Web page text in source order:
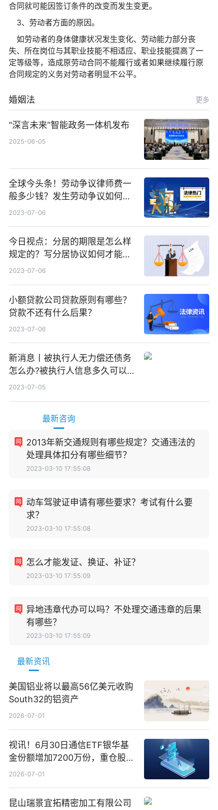
合同就可能因签订条件的改变而发生变更。
3、劳动者方面的原因。
如劳动者的身体健康状况发生变化、劳动能力部分丧
失、所在岗位与其职业技能不相适应、职业技能提高了一
定等级等，造成原劳动合同不能履行或者如果继续履行原
合同规定的义务对劳动者明显不公平。
婚姻法 更多
“深言未来”智能政务一体机发布
2025-06-05
全球今头条！劳动争议律师费一
般多少钱？发生劳动争议如何算
工资？
2023-07-06
今日视点：分居的期限是怎么样
规定的？写分居协议如何才能有
效？
2023-07-06
小额贷款公司贷款原则有哪些？
贷款不还有什么后果？
2023-07-06
新消息丨被执行人无力偿还债务
怎么办?被执行人信息多久可以
消除?
2023-07-05
最新咨询
2013年新交通规则有哪些规定？交通违法的
处理具体扣分有哪些细节？
2023-03-10 17:55:08
动车驾驶证申请有哪些要求？考试有什么要
求？
2023-03-10 17:55:08
怎么才能发证、换证、补证？
2023-03-10 17:55:09
异地违章代办可以吗？不处理交通违章的后果
有哪些？
2023-03-10 17:55:09
最新资讯
美国铝业将以最高56亿美元收购
South32的铝资产
2026-07-01
视讯！6月30日通信ETF银华基
金份额增加7200万份，重仓股新
易盛、中际旭创、立讯精密
2026-07-01
昆山瑞景宜拓精密加工有限公司